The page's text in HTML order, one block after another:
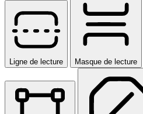
Ligne de lecture Masque de lecture